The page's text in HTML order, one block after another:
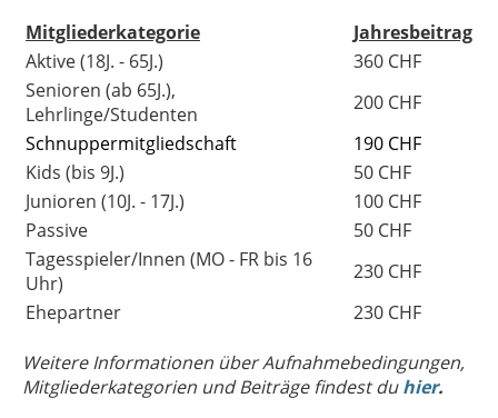
Mitgliederkategorie
Jahresbeitrag
Aktive (18J. - 65J.)
360 CHF
Senioren (ab 65J.),
Lehrlinge/Studenten
200 CHF
Schnuppermitgliedschaft
190 CHF
Kids (bis 9J.)
50 CHF
Junioren (10J. - 17J.)
100 CHF
Passive
50 CHF
Tagesspieler/Innen (MO - FR bis 16
Uhr)
230 CHF
Ehepartner
230 CHF
Weitere Informationen über Aufnahmebedingungen,
Mitgliederkategorien und Beiträge findest duhier.